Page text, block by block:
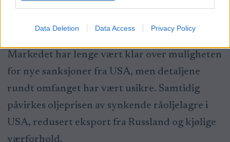
Data Deletion Data Access Privacy Policy
mot en pen rabatt. Kun Kina kjøper mer
russisk råolje.
Markedet har lenge vært klar over muligheten
for nye sanksjoner fra USA, men detaljene
rundt omfanget har vært usikre. Samtidig
påvirkes oljeprisen av synkende råoljelagre i
USA, redusert eksport fra Russland og kjølige
værforhold.